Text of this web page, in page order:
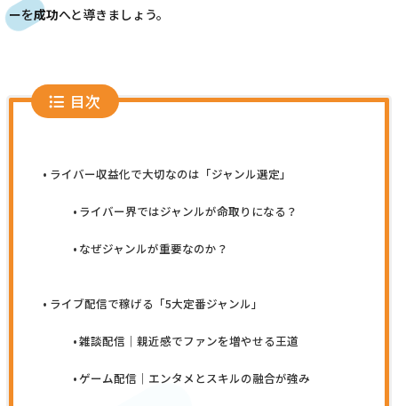
ーを成功へと導きましょう。
目次
ライバー収益化で大切なのは「ジャンル選定」
ライバー界ではジャンルが命取りになる？
なぜジャンルが重要なのか？
ライブ配信で稼げる「5大定番ジャンル」
雑談配信｜親近感でファンを増やせる王道
ゲーム配信｜エンタメとスキルの融合が強み